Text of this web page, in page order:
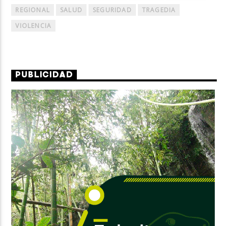
REGIONAL
SALUD SEGURIDAD
TRAGEDIA
VIOLENCIA
PUBLICIDAD